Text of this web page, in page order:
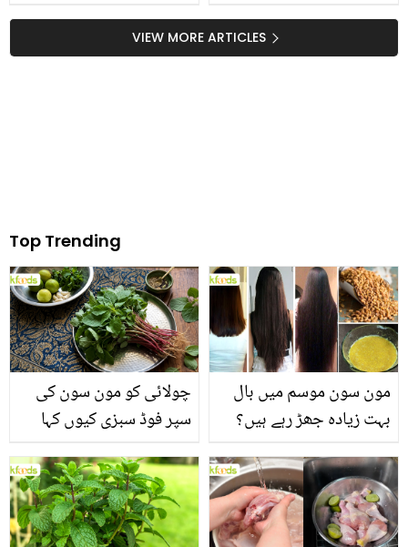
ذمہ داری سنبھال لی؟VIEW MORE ARTICLES
Top Trending
چولائی کو مون سون کی
سپر فوڈ سبزی کیوں کہا
منرلز اور اینٹی آکسیڈنٹس
سے بھرپور اس سبزی کے
فائدے
مون سون موسم میں بال
بہت زیادہ جھڑ رہے ہیں؟
بنانے کے چند قدرتی طریقے